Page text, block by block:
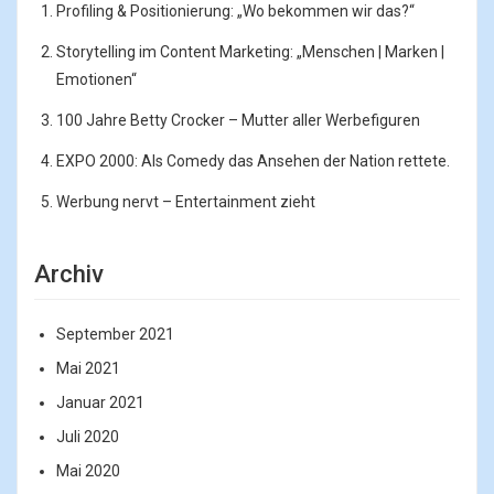
Profiling & Positionierung: „Wo bekommen wir das?“
Storytelling im Content Marketing: „Menschen | Marken |
Emotionen“
100 Jahre Betty Crocker – Mutter aller Werbefiguren
EXPO 2000: Als Comedy das Ansehen der Nation rettete.
Werbung nervt – Entertainment zieht
Archiv
September 2021
Mai 2021
Januar 2021
Juli 2020
Mai 2020